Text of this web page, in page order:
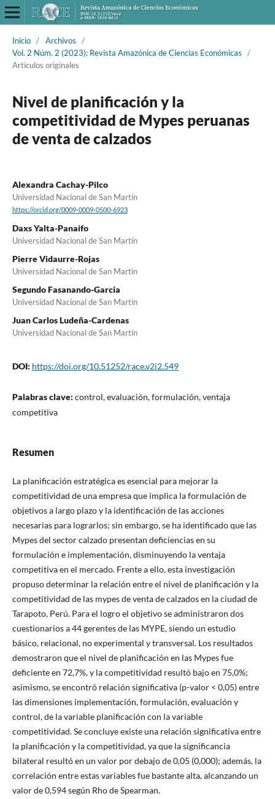
Inicio / Archivos
/
Vol. 2 Núm. 2 (2023): Revista Amazónica de Ciencias Económicas
/
Artículos originales
Nivel de planificación y la
competitividad de Mypes peruanas
de venta de calzados
Alexandra Cachay-Pilco
Universidad Nacional de San Martín
https://orcid.org/0009-0009-0500-6923
Daxs Yalta-Panaifo
Universidad Nacional de San Martín
Pierre Vidaurre-Rojas
Universidad Nacional de San Martín
Segundo Fasanando-Garcia
Universidad Nacional de San Martín
Juan Carlos Ludeña-Cardenas
Universidad Nacional de San Martín
DOI: https://doi.org/10.51252/race.v2i2.549
Palabras clave: control, evaluación, formulación, ventaja
competitiva
Resumen
La planificación estratégica es esencial para mejorar la
competitividad de una empresa que implica la formulación de
objetivos a largo plazo y la identificación de las acciones
necesarias para lograrlos; sin embargo, se ha identificado que las
Mypes del sector calzado presentan deficiencias en su
formulación e implementación, disminuyendo la ventaja
competitiva en el mercado. Frente a ello, esta investigación
propuso determinar la relación entre el nivel de planificación y la
competitividad de las mypes de venta de calzados en la ciudad de
Tarapoto, Perú. Para el logro el objetivo se administraron dos
cuestionarios a 44 gerentes de las MYPE, siendo un estudio
básico, relacional, no experimental y transversal. Los resultados
demostraron que el nivel de planificación en las Mypes fue
deficiente en 72,7%, y la competitividad resultó bajo en 75,0%;
asimismo, se encontró relación significativa (p-valor < 0,05) entre
las dimensiones implementación, formulación, evaluación y
control, de la variable planificación con la variable
competitividad. Se concluye existe una relación significativa entre
la planificación y la competitividad, ya que la significancia
bilateral resultó en un valor por debajo de 0,05 (0,000); además, la
correlación entre estas variables fue bastante alta, alcanzando un
valor de 0,594 según Rho de Spearman.